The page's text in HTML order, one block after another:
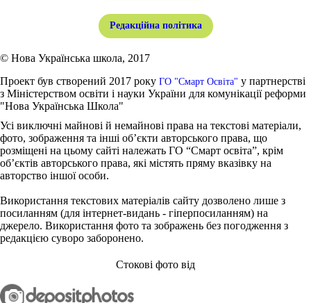
Редакційна політика
© Нова Українська школа, 2017
Проект був створений 2017 року ГО "Смарт Освіта" у партнерстві
з Міністерством освіти і науки України для комунікації реформи
"Нова Українська Школа"
Усі виключні майнові й немайнові права на текстові матеріали,
фото, зображення та інші об’єкти авторського права, що
розміщені на цьому сайті належать ГО “Смарт освіта”, крім
об’єктів авторського права, які містять пряму вказівку на
авторство іншої особи.
Використання текстових матеріалів сайту дозволено лише з
посиланням (для інтернет-видань - гіперпосиланням) на
джерело. Використання фото та зображень без погодження з
редакцією суворо заборонено.
Стокові фото від